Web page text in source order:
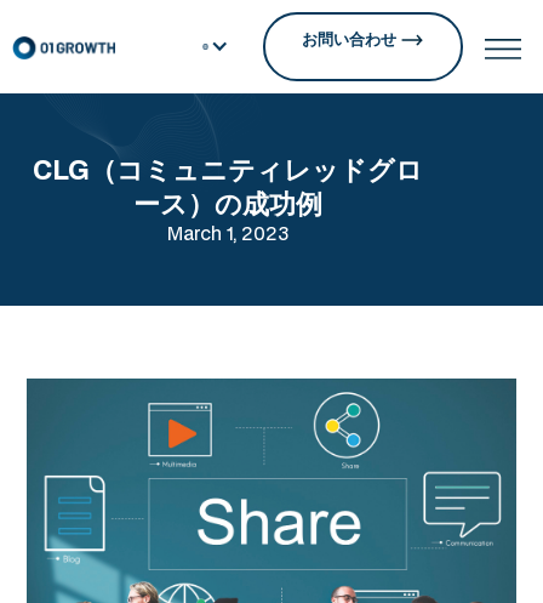
お問い合わせ
CLG（コミュニティレッドグロ
ース）の成功例
March 1, 2023